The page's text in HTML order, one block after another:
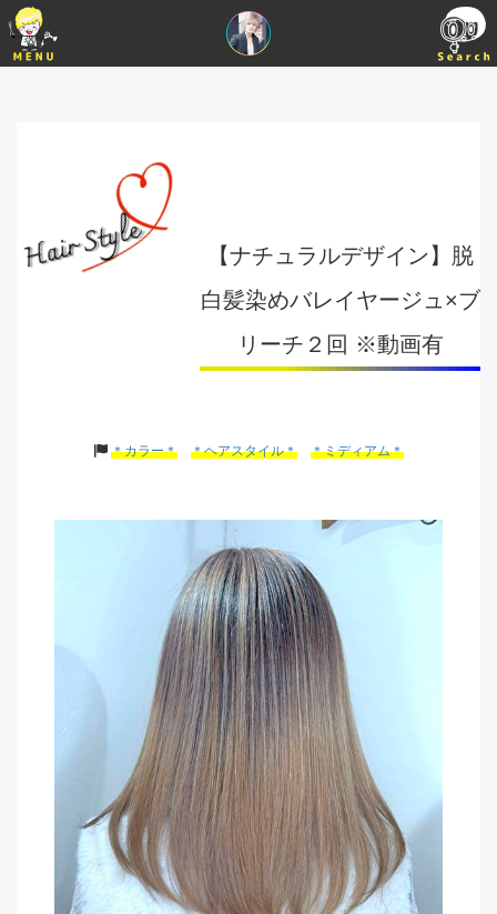
【ナチュラルデザイン】脱
白髪染めバレイヤージュ×ブ
リーチ２回 ※動画有
＊カラー＊ ＊ヘアスタイル＊ ＊ミディアム＊